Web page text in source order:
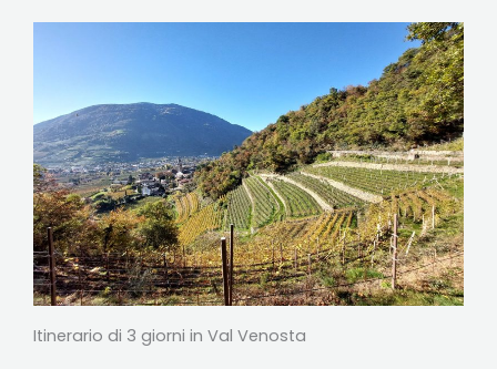
Itinerario di 3 giorni in Val Venosta